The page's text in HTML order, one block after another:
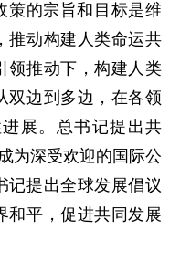
策的宗旨和目标是维
推动构建人类命运共
领推动下，构建人类
双边到多边，在各领
展。总书记提出共
为深受欢迎的国际公
记提出全球发展倡议
和平，促进共同发展